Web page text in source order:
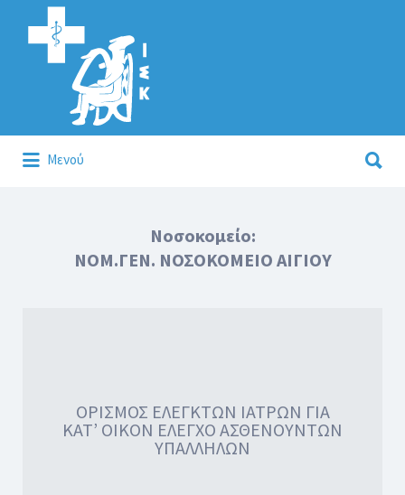
Αναζήτηση
για:
Μενού
για:
Νοσοκομείο:
ΝΟΜ.ΓΕΝ. ΝΟΣΟΚΟΜΕΙΟ ΑΙΓΙΟΥ
ΟΡΙΣΜΟΣ ΕΛΕΓΚΤΩΝ ΙΑΤΡΩΝ ΓΙΑ
ΚΑΤ’ ΟΙΚΟΝ ΕΛΕΓΧΟ ΑΣΘΕΝΟΥΝΤΩΝ
ΥΠΑΛΛΗΛΩΝ